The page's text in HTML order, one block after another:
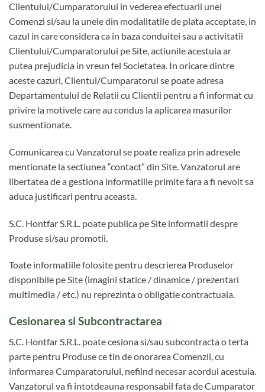
Clientului/Cumparatorului in vederea efectuarii unei
Comenzi si/sau la unele din modalitatile de plata acceptate, in
cazul in care considera ca in baza conduitei sau a activitatii
Clientului/Cumparatorului pe Site, actiunile acestuia ar
putea prejudicia in vreun fel Societatea. In oricare dintre
aceste cazuri, Clientul/Cumparatorul se poate adresa
Departamentului de Relatii cu Clientii pentru a fi informat cu
privire la motivele care au condus la aplicarea masurilor
susmentionate.
Comunicarea cu Vanzatorul se poate realiza prin adresele
mentionate la sectiunea “contact” din Site. Vanzatorul are
libertatea de a gestiona informatiile primite fara a fi nevoit sa
aduca justificari pentru aceasta.
S.C. Hontfar S.R.L. poate publica pe Site informatii despre
Produse si/sau promotii.
Toate informatiile folosite pentru descrierea Produselor
disponibile pe Site (imagini statice / dinamice / prezentari
multimedia / etc.) nu reprezinta o obligatie contractuala.
Cesionarea si Subcontractarea
S.C. Hontfar S.R.L. poate cesiona si/sau subcontracta o terta
parte pentru Produse ce tin de onorarea Comenzii, cu
informarea Cumparatorului, nefiind necesar acordul acestuia.
Vanzatorul va fi intotdeauna responsabil fata de Cumparator